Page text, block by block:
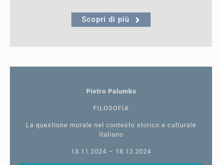
Scopri di più
Pietro Palumbo
FILOSOFIA
La questione morale nel contesto storico e culturale
italiano
13.11.2024 – 18.12.2024